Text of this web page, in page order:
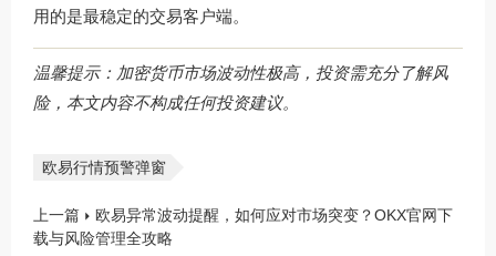
用的是最稳定的交易客户端。
温馨提示：加密货币市场波动性极高，投资需充分了解风
险，本文内容不构成任何投资建议。
欧易行情预警弹窗
上一篇
欧易异常波动提醒，如何应对市场突变？OKX官网下
载与风险管理全攻略